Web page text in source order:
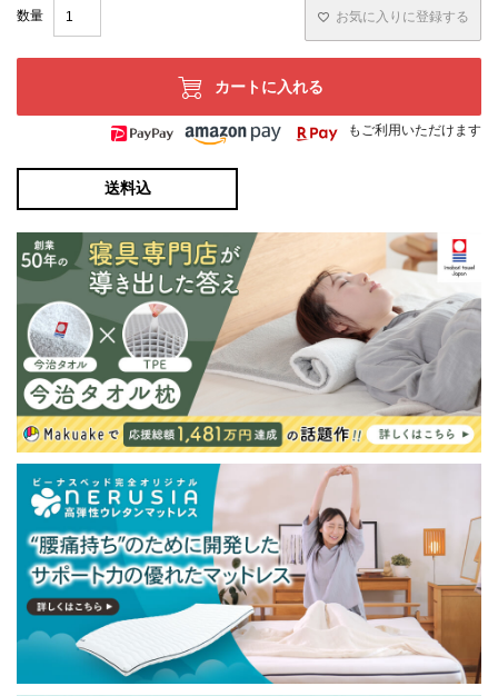
お気に入りに登録する
カートに入れる
もご利用いただけます
送料込